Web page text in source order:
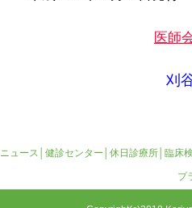
医師
刈
ニュース 健診センター 休日診療所 臨床
プ